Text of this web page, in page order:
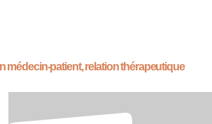
médecin-patient, relation thérapeutique